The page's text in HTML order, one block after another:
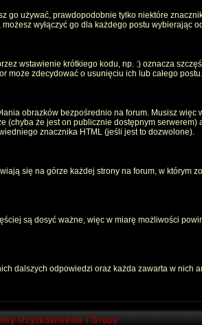
używać, prawdopodobnie tylko niektóre
wyłączyć go dla każdego postu wybierając
wstawienie krótkiego kodu, np. :) oznacza
może zdecydować o usunięciu ich lub całego postu.
obrazków bezpośrednio na forum. Musisz
że jest on publicznie dostępnym
znacznika HTML (jeśli jest to dozwolone).
się na górze każdej strony na forum, w którym
są dosyć ważne, więc w miarę możliwości
dalszych odpowiedzi oraz każda zawarta w
Użytkowników i Grupy